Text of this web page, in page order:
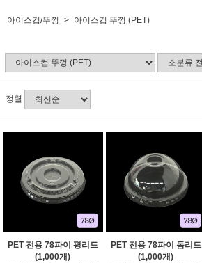
아이스컵/뚜껑 아이스컵 뚜껑 (PET)
정렬
PET 전용 78파이 평리드
(1,000개)
PET 전용 78파이 돔리드
(1,000개)